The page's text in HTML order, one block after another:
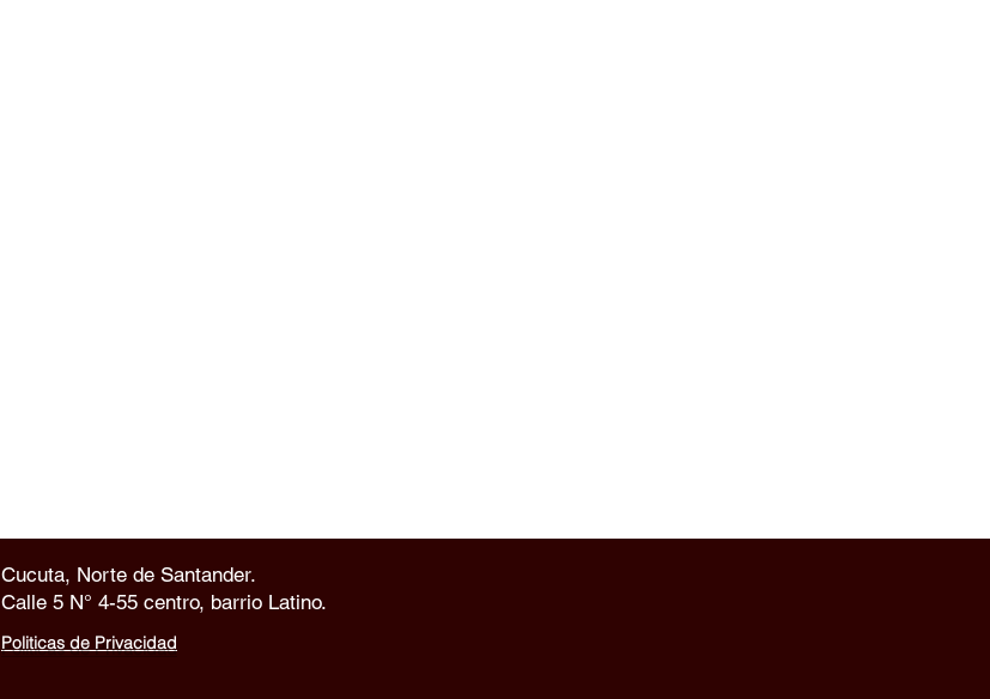
Cucuta, Norte de Santander.
Calle 5 N° 4-55 centro, barrio Latino.
Politicas de Privacidad